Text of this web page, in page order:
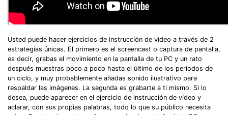
Usted puede hacer ejercicios de instrucción de vídeo a través de 2
estrategias únicas. El primero es el screencast o captura de pantalla,
es decir, grabas el movimiento en la pantalla de tu PC y un rato
después muestras poco a poco hasta el último de los periodos de
un ciclo, y muy probablemente añadas sonido ilustrativo para
respaldar las imágenes. La segunda es grabarte a ti mismo. Si lo
desea, puede aparecer en el ejercicio de instrucción de vídeo y
aclarar, con sus propias palabras, todo lo que su público necesita